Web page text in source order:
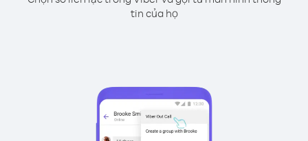
tin của họ